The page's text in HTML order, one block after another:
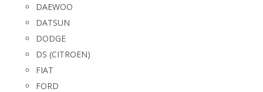
DAEWOO
DATSUN
DODGE
DS (CITROEN)
FIAT
FORD